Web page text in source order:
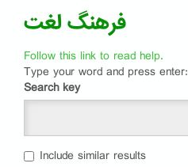
فرهنگ لغت
Follow this link to read help.
Type your word and press enter:
Search key
Include similar results